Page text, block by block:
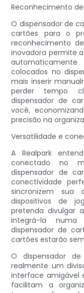
Reconhecimento
O dispensador de
cartões para o
reconhecimento
inovadora permite
colocados no
mais inserir
perder tempo
dispensador de
você,
precisão na
Versatilidade e
A Realpark
conectado no
dispensador de
conectividade
sincronizem sua
dispositivos de
pretenda divulgar
integrá-la
dispensador de
cartões estarão
O dispensador
realmente um
interface amigável
facilitam a